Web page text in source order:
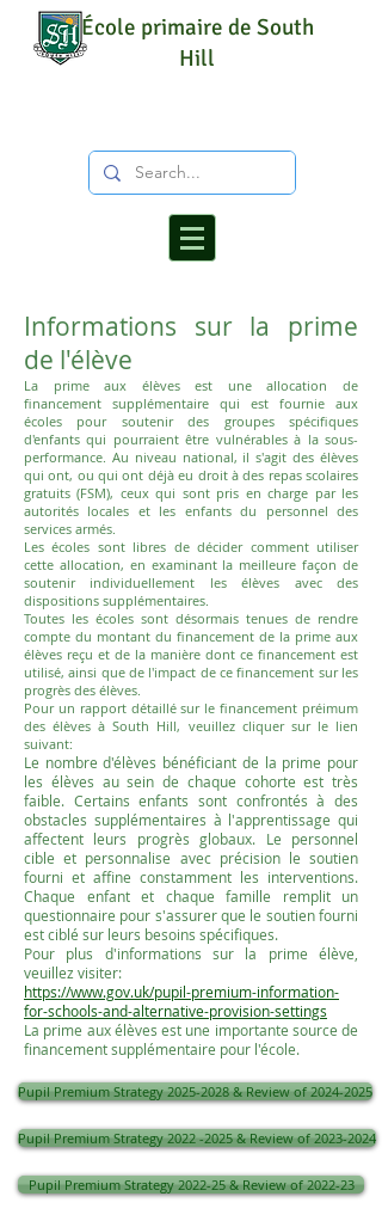
École primaire de South
Hill
Informations sur la prime
de l'élève
La prime aux élèves est une allocation de
financement supplémentaire qui est fournie aux
écoles pour soutenir des groupes spécifiques
d'enfants qui pourraient être vulnérables à la sous-
performance. Au niveau national, il s'agit des élèves
qui ont, ou qui ont déjà eu droit à des repas scolaires
gratuits (FSM), ceux qui sont pris en charge par les
autorités locales et les enfants du personnel des
services armés.
Les écoles sont libres de décider comment utiliser
cette allocation, en examinant la meilleure façon de
soutenir individuellement les élèves avec des
dispositions supplémentaires.
Toutes les écoles sont désormais tenues de rendre
compte du montant du financement de la prime aux
élèves reçu et de la manière dont ce financement est
utilisé, ainsi que de l'impact de ce financement sur les
progrès des élèves.
Pour un rapport détaillé sur le financement préimum
des élèves à South Hill, veuillez cliquer sur le lien
suivant:
Le nombre d'élèves bénéficiant de la prime pour
les élèves au sein de chaque cohorte est très
faible. Certains enfants sont confrontés à des
obstacles supplémentaires à l'apprentissage qui
affectent leurs progrès globaux. Le personnel
cible et personnalise avec précision le soutien
fourni et affine constamment les interventions.
Chaque enfant et chaque famille remplit un
questionnaire pour s'assurer que le soutien fourni
est ciblé sur leurs besoins spécifiques.
Pour plus d'informations sur la prime élève,
veuillez visiter:
https://www.gov.uk/pupil-premium-information-
for-schools-and-alternative-provision-settings
La prime aux élèves est une importante source de
financement supplémentaire pour l'école.
Pupil Premium Strategy 2025-2028 & Review of 2024-2025
Pupil Premium Strategy 2022 -2025 & Review of 2023-2024
Pupil Premium Strategy 2022-25 & Review of 2022-23